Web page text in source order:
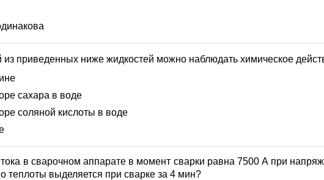
из приведенных ниже жидкостей можно наблюдать химическое
сахара в воде
соляной кислоты в воде
в сварочном аппарате в момент сварки равна 7500 А при
теплоты выделяется при сварке за 4 мин?